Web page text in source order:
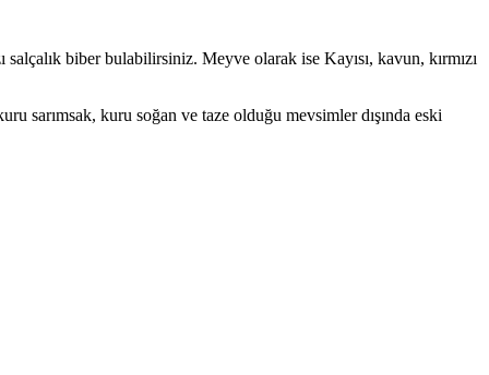
biber bulabilirsiniz. Meyve olarak ise Kayısı, kavun, kırmızı
sarımsak, kuru soğan ve taze olduğu mevsimler dışında eski